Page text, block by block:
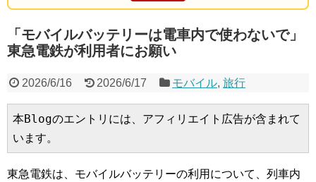
「モバイルバッテリーは電車内で使わないで」
東急電鉄が利用者にお願い
2026/6/16 2026/6/17 モバイル,旅行
本Blogのエントリには、アフィリエイト広告が含まれて
います。
東急電鉄は、モバイルバッテリーの利用について、列車内